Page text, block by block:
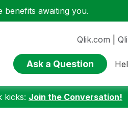
benefits awaiting you.
Qlik.com
Ask a Question
kicks: Join the Conversation!